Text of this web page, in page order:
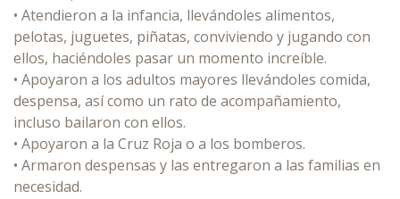
• Atendieron a la infancia, llevándoles alimentos,
pelotas, juguetes, piñatas, conviviendo y jugando con
ellos, haciéndoles pasar un momento increíble.
• Apoyaron a los adultos mayores llevándoles comida,
despensa, así como un rato de acompañamiento,
incluso bailaron con ellos.
• Apoyaron a la Cruz Roja o a los bomberos.
• Armaron despensas y las entregaron a las familias en
necesidad.